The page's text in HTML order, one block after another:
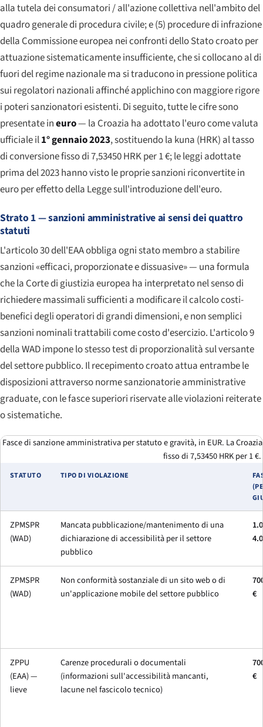
alla tutela dei consumatori / all'azione collettiva nell'ambito del
quadro generale di procedura civile; e (5) procedure di infrazione
della Commissione europea nei confronti dello Stato croato per
attuazione sistematicamente insufficiente, che si collocano al di
fuori del regime nazionale ma si traducono in pressione politica
sui regolatori nazionali affinché applichino con maggiore rigore
i poteri sanzionatori esistenti. Di seguito, tutte le cifre sono
presentate ineuro— la Croazia ha adottato l'euro come valuta
ufficiale il1° gennaio 2023, sostituendo la kuna (HRK) al tasso
di conversione fisso di 7,53450 HRK per 1 €; le leggi adottate
prima del 2023 hanno visto le proprie sanzioni riconvertite in
euro per effetto della Legge sull'introduzione dell'euro.
Strato 1 — sanzioni amministrative ai sensi dei quattro
statuti
L'articolo 30 dell'EAA obbliga ogni stato membro a stabilire
sanzioni «efficaci, proporzionate e dissuasive» — una formula
che la Corte di giustizia europea ha interpretato nel senso di
richiedere massimali sufficienti a modificare il calcolo costi-
benefici degli operatori di grandi dimensioni, e non semplici
sanzioni nominali trattabili come costo d'esercizio. L'articolo 9
della WAD impone lo stesso test di proporzionalità sul versante
del settore pubblico. Il recepimento croato attua entrambe le
disposizioni attraverso norme sanzionatorie amministrative
graduate, con le fasce superiori riservate alle violazioni reiterate
o sistematiche.
Fasce di sanzione amministrativa per statuto e gravità, in EUR. La
fisso di 7,53450 HRK per 1 €.
STATUTO TIPO DI VIOLAZIONE
ZPMSPR
(WAD)
Mancata pubblicazione/mantenimento di una
dichiarazione di accessibilità per il settore
pubblico
ZPMSPR
(WAD)
Non conformità sostanziale di un sito web o di
un'applicazione mobile del settore pubblico
€
ZPPU
(EAA) —
lieve
Carenze procedurali o documentali
(informazioni sull'accessibilità mancanti,
lacune nel fascicolo tecnico)
€